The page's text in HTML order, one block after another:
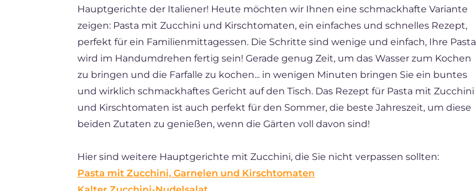
FR
NL
Hauptgerichte der Italiener! Heute möchten wir Ihnen eine schmackhafte Variante
zeigen: Pasta mit Zucchini und Kirschtomaten, ein einfaches und schnelles Rezept,
perfekt für ein Familienmittagessen. Die Schritte sind wenige und einfach, Ihre Pasta
wird im Handumdrehen fertig sein! Gerade genug Zeit, um das Wasser zum Kochen
zu bringen und die Farfalle zu kochen... in wenigen Minuten bringen Sie ein buntes
und wirklich schmackhaftes Gericht auf den Tisch. Das Rezept für Pasta mit Zucchini
und Kirschtomaten ist auch perfekt für den Sommer, die beste Jahreszeit, um diese
beiden Zutaten zu genießen, wenn die Gärten voll davon sind!
Hier sind weitere Hauptgerichte mit Zucchini, die Sie nicht verpassen sollten:
Pasta mit Zucchini, Garnelen und Kirschtomaten